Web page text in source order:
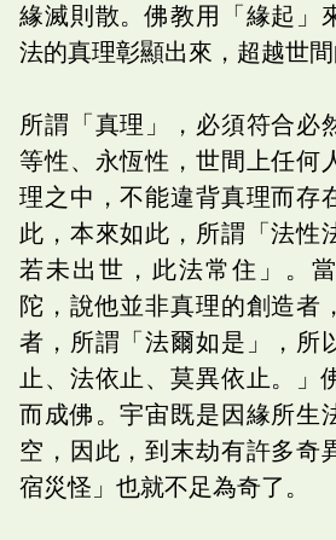
緣滅則散。佛教用「緣起」
法的真理彰顯出來，超越世間
所謂「真理」，必須符合必
等性、永恆性，世間上任何
理之中，不能違背真理而存
此，本來如此，所謂「法性
若未出世，此法常住」。
陀，說他並非真理的創造者
者，所謂「法爾如是」，所
止、法依止、莫異依止。」
而成佛。宇宙既是因緣所生
空，因此，到末劫有許多奇
宿災怪」也就不足為奇了。